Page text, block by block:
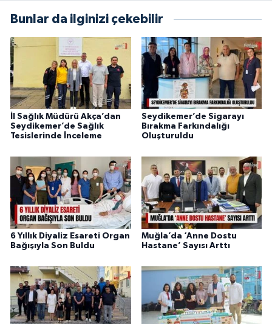
Bunlar da ilginizi çekebilir
İl Sağlık Müdürü Akça’dan
Seydikemer’de Sağlık
Tesislerinde İnceleme
Seydikemer’de Sigarayı
Bırakma Farkındalığı
Oluşturuldu
6 Yıllık Diyaliz Esareti Organ
Bağışıyla Son Buldu
Muğla’da ‘Anne Dostu
Hastane’ Sayısı Arttı